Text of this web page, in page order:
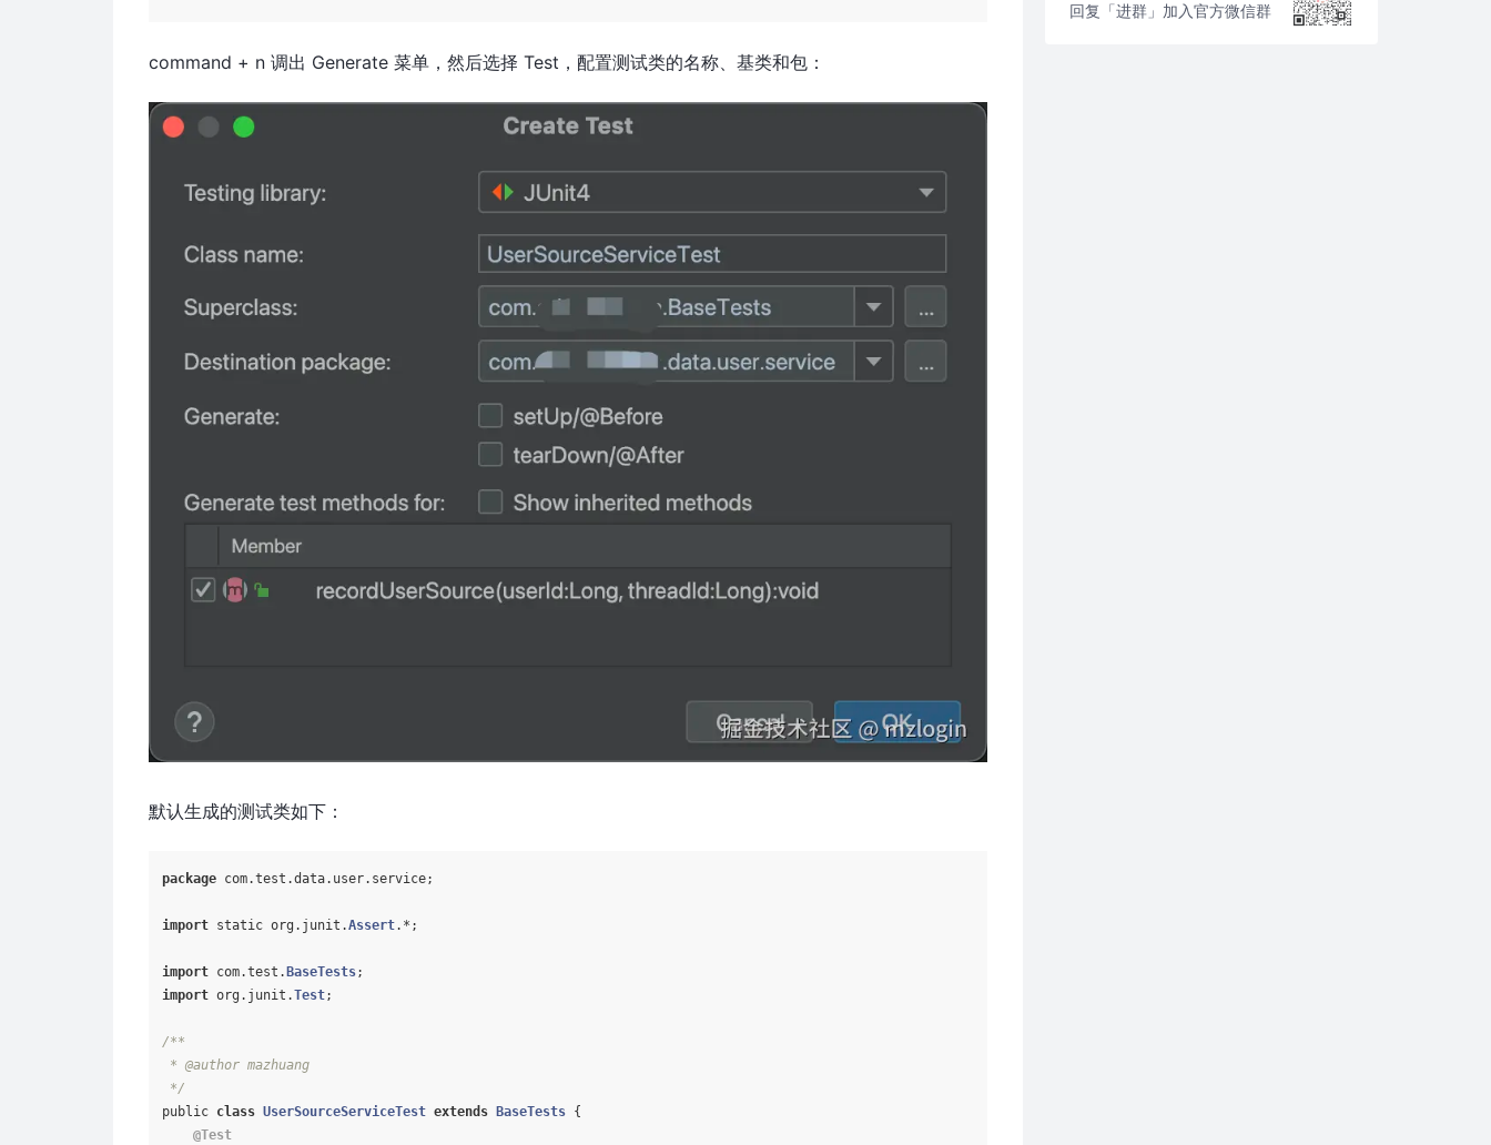
command + n 调出 Generate 菜单，然后选择 Test，配置测试类的名称、基类和包：
默认生成的测试类如下：
package com.test.data.user.service;
import static org.junit.Assert.*;
import com.test. BaseTests
import org.junit.Test;
/**
* @author mazhuang
*/
public class UserSourceServiceTest extends BaseTests {
@Test
回复「进群」加入官方微信群